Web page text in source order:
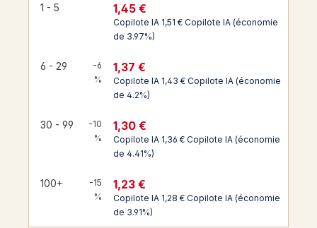
1 - 5 1,45 €
Copilote IA 1,51 € Copilote IA (économie
de 3.97%)
6 - 29
-6
%
1,37 €
Copilote IA 1,43 € Copilote IA (économie
de 4.2%)
30 - 99
-10
%
1,30 €
Copilote IA 1,36 € Copilote IA (économie
de 4.41%)
100+
-15
%
1,23 €
Copilote IA 1,28 € Copilote IA (économie
de 3.91%)